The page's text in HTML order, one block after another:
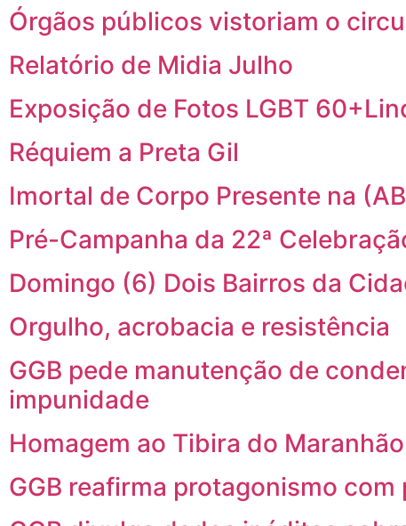
Órgãos públicos vistoriam o
Relatório de Midia Julho
Exposição de Fotos LGBT
Réquiem a Preta Gil
Imortal de Corpo Presente na
Pré-Campanha da 22ª
Domingo (6) Dois Bairros da
Orgulho, acrobacia e resistência
GGB pede manutenção de
impunidade
Homagem ao Tibira do
GGB reafirma protagonismo